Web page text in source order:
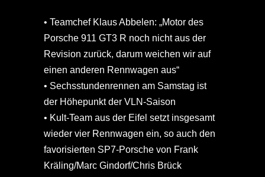
• Teamchef Klaus Abbelen: „Motor des
Porsche 911 GT3 R noch nicht aus der
Revision zurück, darum weichen wir auf
einen anderen Rennwagen aus“
• Sechsstundenrennen am Samstag ist
der Höhepunkt der VLN-Saison
• Kult-Team aus der Eifel setzt insgesamt
wieder vier Rennwagen ein, so auch den
favorisierten SP7-Porsche von Frank
Kräling/Marc Gindorf/Chris Brück